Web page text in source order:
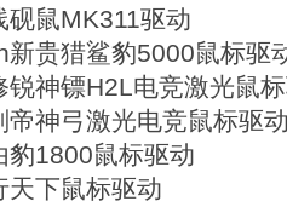
砚鼠MK311驱动
新贵猎鲨豹5000鼠标驱
锐神镖H2L电竞激光鼠
帝神弓激光电竞鼠标驱
豹1800鼠标驱动
天下鼠标驱动